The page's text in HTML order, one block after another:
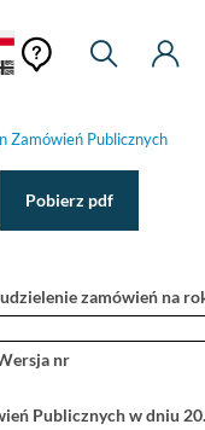
Pomoc
kontekstowa
Pomoc
Moje
Zamówień Publicznych
Pobierz pdf
zamówień na
nr
Publicznych w dniu